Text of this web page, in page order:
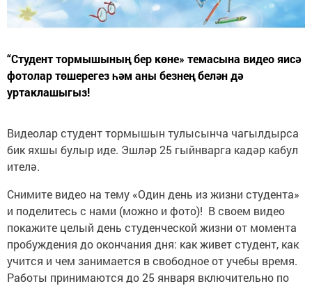
“Студент тормышының бер көне» темасына видео яисә
фотолар төшерегез һәм аны безнең белән дә
уртаклашыгыз!
Видеолар студент тормышын тулысынча чагылдырса
бик яхшы булыр иде. Эшләр 25 гыйнварга кадәр кабул
ителә.
Снимите видео на тему «Один день из жизни студента»
и поделитесь с нами (можно и фото)! В своем видео
покажите целый день студенческой жизни от момента
пробуждения до окончания дня: как живет студент, как
учится и чем занимается в свободное от учебы время.
Работы принимаются до 25 января включительно по